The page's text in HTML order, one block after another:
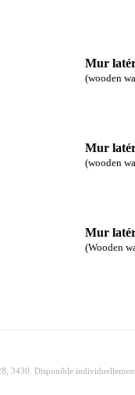
Mur
(wooden
Mur
(wooden
Mur
(Wooden
3430. Disponible